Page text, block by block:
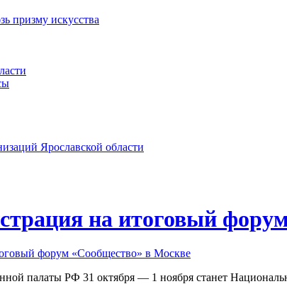
призму искусства
Ярославской области
на итоговый
палаты РФ 31 октября — 1 ноября станет